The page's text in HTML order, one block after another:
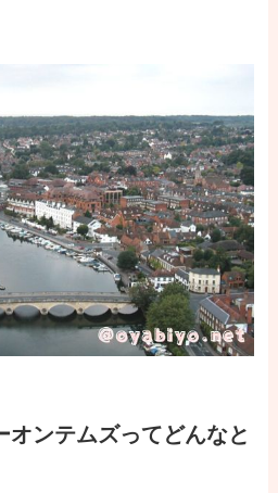
オンテムズってどんなと